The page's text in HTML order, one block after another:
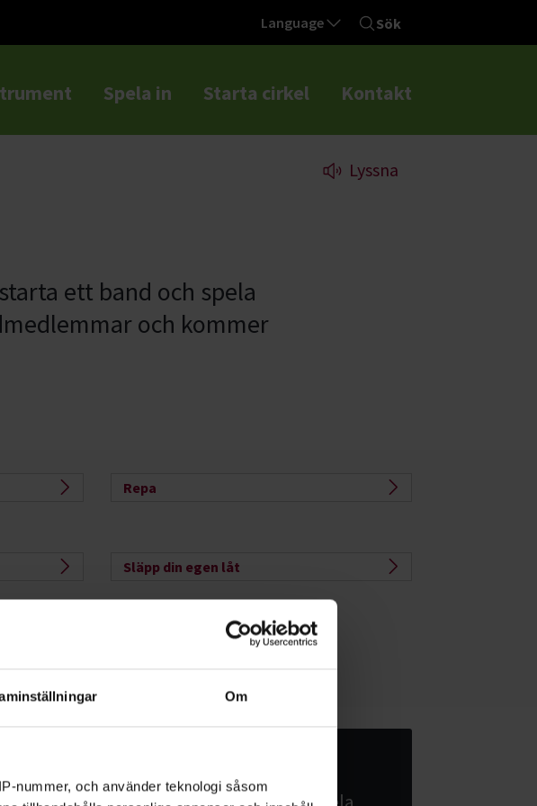
Om
nummer, och använder teknologi såsom
Language Sök
Spela in Starta cirkel Kontakt
Lyssna
ett band och spela
och kommer
Repa
Släpp din egen låt